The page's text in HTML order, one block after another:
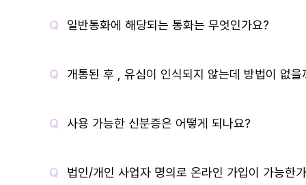
일반통화에 해당되는 통화는 무엇인가요?
개통된 후 , 유심이 인식되지 않는데 방법이 없을
사용 가능한 신분증은 어떻게 되나요?
법인/개인 사업자 명의로 온라인 가입이 가능한